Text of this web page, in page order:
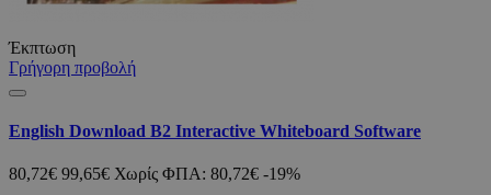
Έκπτωση
Γρήγορη προβολή
English Download B2 Interactive Whiteboard Software
80,72€ 99,65€ Χωρίς ΦΠΑ: 80,72€ -19%